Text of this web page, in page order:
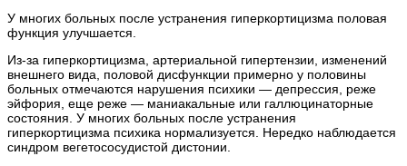
У многих больных после устранения гиперкортицизма половая
функция улучшается.
Из-за гиперкортицизма, артериальной гипертензии, изменений
внешнего вида, половой дисфункции примерно у половины
больных отмечаются нарушения психики — депрессия, реже
эйфория, еще реже — маниакальные или галлюцинаторные
состояния. У многих больных после устранения
гиперкортицизма психика нормализуется. Нередко наблюдается
синдром вегетососудистой дистонии.